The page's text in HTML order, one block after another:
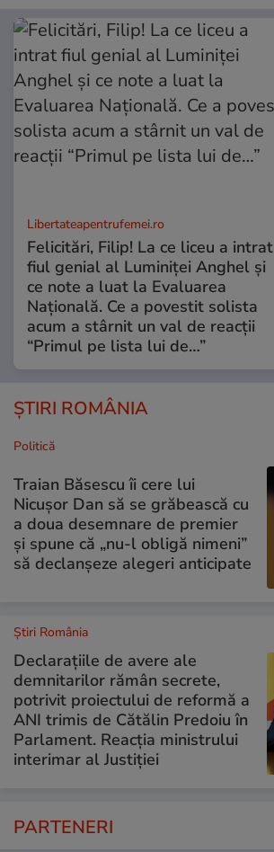
Libertateapentrufemei.ro
Felicitări, Filip! La ce liceu a intrat
fiul genial al Luminiței Anghel și
ce note a luat la Evaluarea
Națională. Ce a povestit solista
acum a stârnit un val de reacții
“Primul pe lista lui de…”
ȘTIRI ROMÂNIA
Politică
Traian Băsescu îi cere lui
Nicușor Dan să se grăbească cu
a doua desemnare de premier
și spune că „nu-l obligă nimeni”
să declanșeze alegeri anticipate
Știri România
Declarațiile de avere ale
demnitarilor rămân secrete,
potrivit proiectului de reformă a
ANI trimis de Cătălin Predoiu în
Parlament. Reacția ministrului
interimar al Justiției
PARTENERI